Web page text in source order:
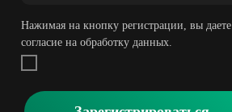
Нажимая на кнопку регистрации, вы даете
согласие на обработку данных.